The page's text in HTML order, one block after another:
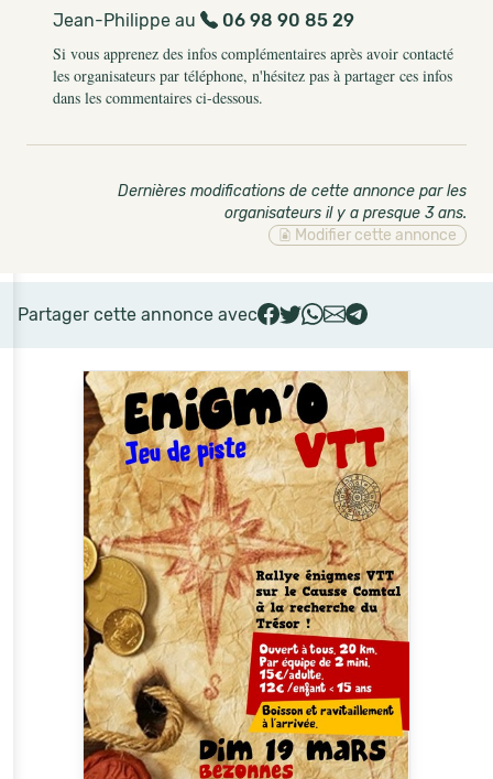
Jean-Philippe au
06 98 90 85 29
Si vous apprenez des infos complémentaires après avoir contacté
les organisateurs par téléphone, n'hésitez pas à partager ces infos
dans les commentaires ci-dessous.
Dernières modifications de cette annonce par les
organisateurs il y a presque 3 ans.
Modifier cette annonce
Partager cette annonce avec